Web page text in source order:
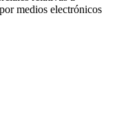
medios electrónicos